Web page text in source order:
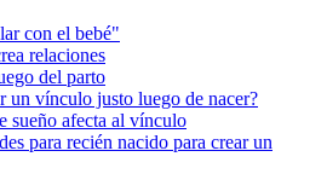
con el bebé"
relaciones
del parto
un vínculo justo luego de nacer?
sueño afecta al vínculo
para recién nacido para crear un